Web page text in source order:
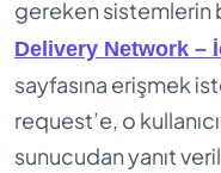
gereken sistemlerin
Delivery Network –
sayfasına erişmek
request’e, o
sunucudan yanıt